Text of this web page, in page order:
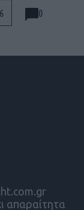
0
απαραίτητα